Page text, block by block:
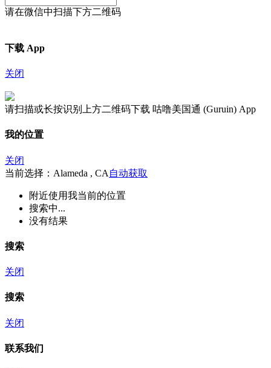
请在微信中扫描下方二维码
下载 App
关闭
请扫描或长按识别上方二维码下载 咕噜美国通 (Guruin) App
我的位置
关闭
当前选择：Alameda , CA 自动获取
附近使用我当前的位置
搜索中...
没有结果
搜索
关闭
搜索
关闭
联系我们